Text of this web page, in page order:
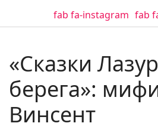
fab fa-instagram fab
«Сказки
берега»:
Винсент